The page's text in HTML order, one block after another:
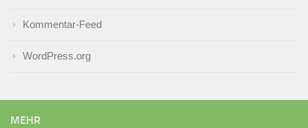
Kommentar-Feed
WordPress.org
MEHR